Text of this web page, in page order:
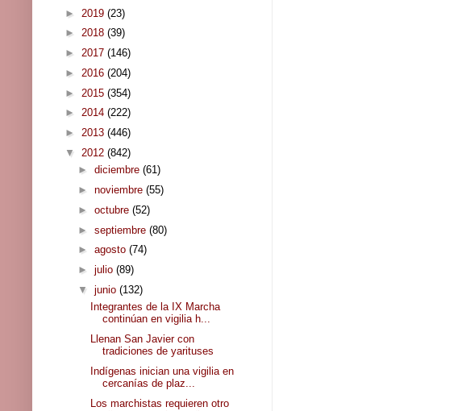
► 2019 (23)
► 2018 (39)
► 2017 (146)
► 2016 (204)
► 2015 (354)
► 2014 (222)
► 2013 (446)
▼ 2012 (842)
► diciembre (61)
► noviembre (55)
► octubre (52)
► septiembre (80)
► agosto (74)
► julio (89)
▼ junio (132)
Integrantes de la IX Marcha
continúan en vigilia h...
Llenan San Javier con
tradiciones de yarituses
Indígenas inician una vigilia en
cercanías de plaz...
Los marchistas requieren otro